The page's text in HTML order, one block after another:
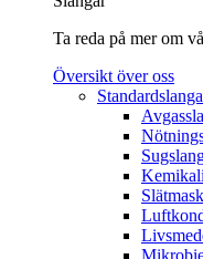
Ta reda på mer om
Översikt över oss